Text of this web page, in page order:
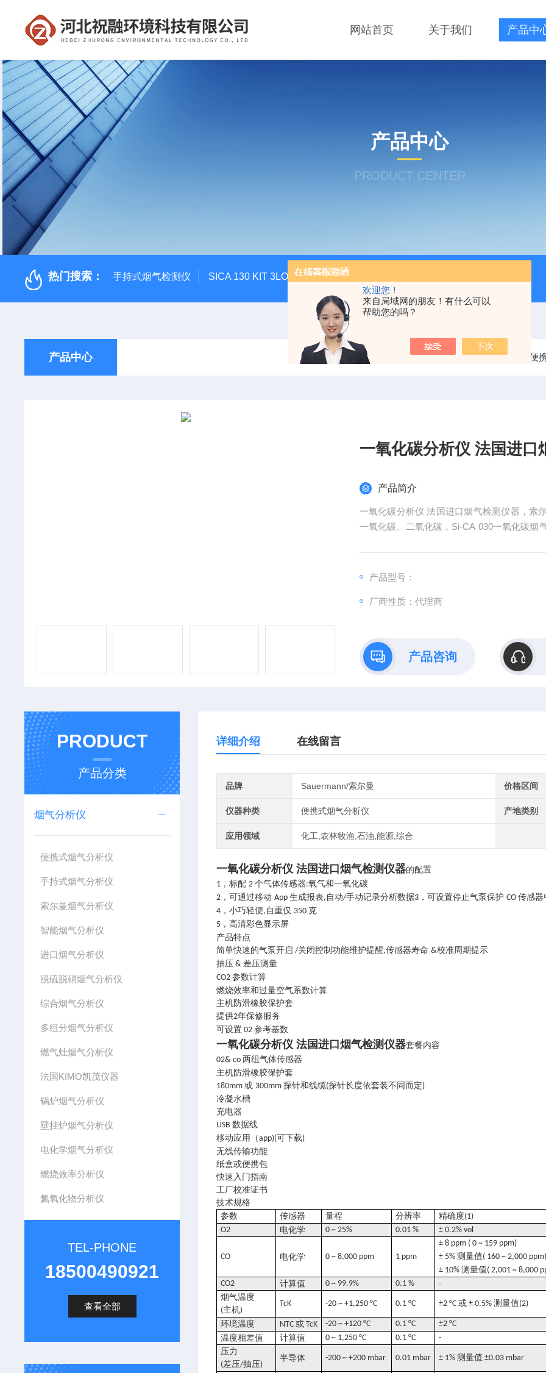
欢迎您！
来自局域网的朋友！有什么可以
帮助您的吗？
网站首页 关于我们 产品中
产品中心
PRODUCT CENTER
热门搜索： 手持式烟气检测仪 SICA 130 KIT 3LOWBS法国进口索尔曼便携式烟气分析仪应用范围广
产品中心 当前位置： 产品中心 烟气分析仪 便
一氧化碳分析仪 法国进口
产品简介
一氧化碳分析仪 法国进口烟气检测仪器，索
一氧化碳、二氧化碳，Si-CA 030一氧化碳烟
产品型号：
厂商性质：代理商
产品咨询
PRODUCT
产品分类
烟气分析仪
便携式烟气分析仪
手持式烟气分析仪
索尔曼烟气分析仪
智能烟气分析仪
进口烟气分析仪
脱硫脱硝烟气分析仪
综合烟气分析仪
多组分烟气分析仪
燃气灶烟气分析仪
法国KIMO凯茂仪器
锅炉烟气分析仪
壁挂炉烟气分析仪
电化学烟气分析仪
燃烧效率分析仪
氮氧化物分析仪
TEL-PHONE
18500490921
查看全部
详细介绍 在线留言
品牌 Sauermann/索尔曼 价格区间
仪器种类 便携式烟气分析仪 产地类别
应用领域 化工,农林牧渔,石油,能源,综合
一氧化碳分析仪 法国进口烟气检测仪器的配置
1 ，标配2个气体传感器:氧气和一氧化碳
2 ，可通过移动App生成报表, 自动/手动记录分析数据3 ，可设置停止气泵保护CO传感器
4 ，小巧轻便, 自重仅 350 克
5 ，高清彩色显示屏
产品特点
简单快速的气泵开启 /关闭控制功能维护提醒,传感器寿命&校准周期提示
抽压 &差压测量
CO2参数计算
燃烧效率和过量空气系数计算
主机防滑橡胶保护套
提供2年保修服务
可设置 02参考基数
一氧化碳分析仪 法国进口烟气检测仪器套餐内容
02& co 两组气体传感器
主机防滑橡胶保护套
180mm或 300mm探针和线缆(探针长度依套装不同而定)
冷凝水槽
充电器
USB数据线
移动应用（app)(可下载)
无线传输功能
纸盒或便携包
快速入门指南
工厂校准证书
技术规格
参数
传感器 量程 分辨率 精确度(1)
O2
电化学 0 ~ 25% 0.01 % ± 0.2% vol
CO 电化学 0 ~ 8,000 ppm 1 ppm
± 8 ppm ( 0 ~ 159 ppm)
± 5%测量值( 160 ~ 2,000
± 10%测量值( 2,001 ~ 8,000
CO2
计算值 0 ~ 99.9% 0.1 %
-
烟气温度
(主机)
TcK -20 ~ +1,250 °C 0.1 °C ±2 °C或 ± 0.5%测量值(2)
环境温度 NTC或 TcK -20 ~ +120 °C 0.1 °C
±2 °C
温度相差值
计算值 0 ~ 1,250 °C 0.1 °C
-
压力
(差压/抽压)
半导体 -200 ~ +200 mbar 0.01 mbar ± 1%测量值 ±0.03 mbar